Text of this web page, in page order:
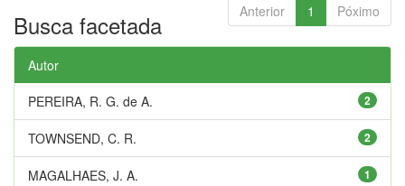
Anterior 1 Póximo
Busca facetada
Autor
2
PEREIRA, R. G. de A.
2
TOWNSEND, C. R.
1
MAGALHAES, J. A.